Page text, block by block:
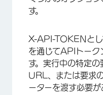
す。
X-API-TOKENとし
を通じてAPIトーク
す。実行中の特定の
URL、または要求
ーターを渡す必要